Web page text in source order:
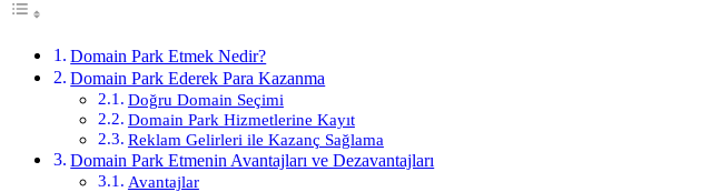
Domain Park Etmek Nedir?
Domain Park Ederek Para Kazanma
Doğru Domain Seçimi
Domain Park Hizmetlerine Kayıt
Reklam Gelirleri ile Kazanç Sağlama
Domain Park Etmenin Avantajları ve Dezavantajları
Avantajlar